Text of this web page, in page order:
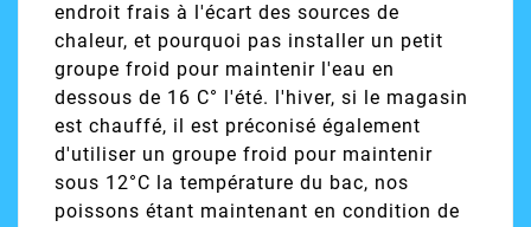
endroit frais à l'écart des sources de
chaleur, et pourquoi pas installer un petit
groupe froid pour maintenir l'eau en
dessous de 16 C° l'été. l'hiver, si le magasin
est chauffé, il est préconisé également
d'utiliser un groupe froid pour maintenir
sous 12°C la température du bac, nos
poissons étant maintenant en condition de